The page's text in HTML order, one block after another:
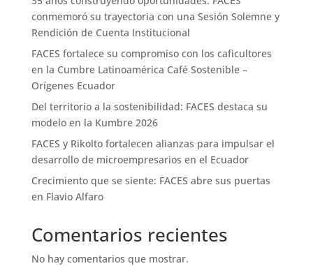
conmemoró su trayectoria con una Sesión Solemne y
Rendición de Cuenta Institucional
FACES fortalece su compromiso con los caficultores
en la Cumbre Latinoamérica Café Sostenible –
Orígenes Ecuador
Del territorio a la sostenibilidad: FACES destaca su
modelo en la Kumbre 2026
FACES y Rikolto fortalecen alianzas para impulsar el
desarrollo de microempresarios en el Ecuador
Crecimiento que se siente: FACES abre sus puertas
en Flavio Alfaro
Comentarios recientes
No hay comentarios que mostrar.